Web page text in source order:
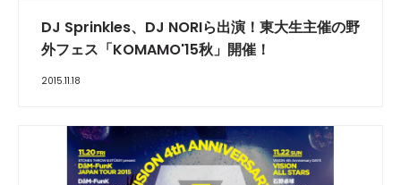
DJ Sprinkles、DJ NORIら出演！東大生主催の野
外フェス「KOMAMO'15秋」開催！
2015.11.18